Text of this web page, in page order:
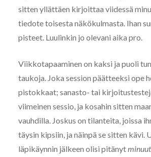
sitten yllättäen kirjoittaa viidessä
tiedote toisesta näkökulmasta. Ihan
pisteet. Luulinkin jo olevani aika pro.
Viikkotapaaminen on kaksi ja puoli
taukoja. Joka session päätteeksi ope
pistokkaat; sanasto- tai
viimeinen sessio, ja kosahin sitten
vauhdilla. Joskus on tilanteita, joissa
täysin kipsiin, ja näinpä se sitten kävi.
läpikäynnin jälkeen olisi pitänyt